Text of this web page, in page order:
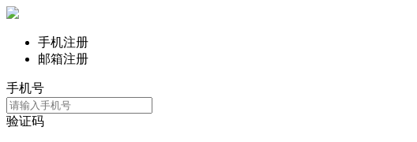
手机注册
邮箱注册
手机号
验证码